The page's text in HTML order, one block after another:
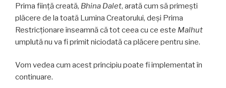
Prima ființă creată, Bhina Dalet, arată cum să primești
plăcere de la toată Lumina Creatorului, deși Prima
Restricționare înseamnă că tot ceea cu ce este Malhut
umplută nu va fi primit niciodată ca plăcere pentru sine.
Vom vedea cum acest principiu poate fi implementat în
continuare.